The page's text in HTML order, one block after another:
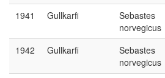
1941 Gullkarfi
Sebastes
norvegicus
1942 Gullkarfi
Sebastes
norvegicus